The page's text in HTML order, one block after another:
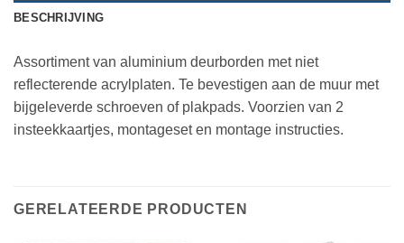
BESCHRIJVING
Assortiment van aluminium deurborden met niet
reflecterende acrylplaten. Te bevestigen aan de muur met
bijgeleverde schroeven of plakpads. Voorzien van 2
insteekkaartjes, montageset en montage instructies.
GERELATEERDE PRODUCTEN